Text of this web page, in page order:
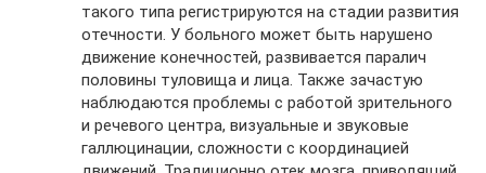
такого типа регистрируются на стадии развития
отечности. У больного может быть нарушено
движение конечностей, развивается паралич
половины туловища и лица. Также зачастую
наблюдаются проблемы с работой зрительного
и речевого центра, визуальные и звуковые
галлюцинации, сложности с координацией